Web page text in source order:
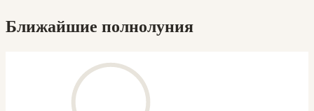
Ближайшие полнолуния